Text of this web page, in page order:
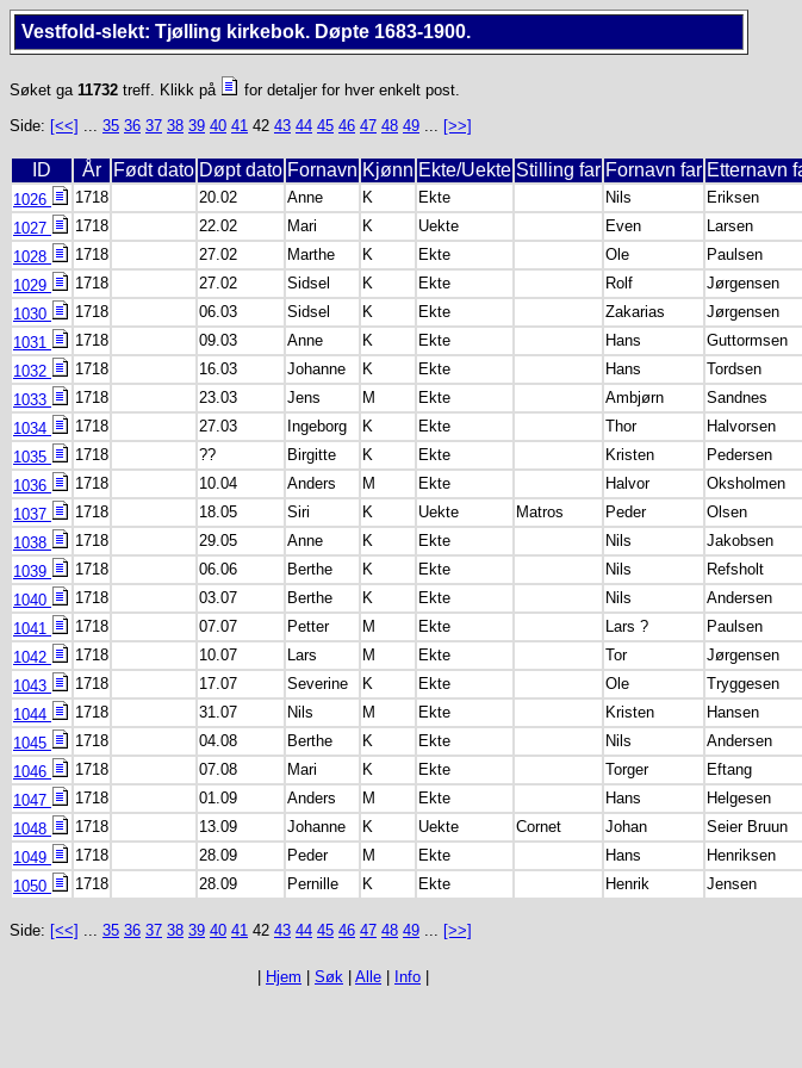
Vestfold-slekt: Tjølling kirkebok. Døpte 1683-1900.
Søket ga 11732 treff. Klikk på
for detaljer for hver enkelt post.
Side: [<<] ... 35 36 37 38 39 40 41 42 43 44 45 46 47 48 49 ... [>>]
ID År Født dato Døpt dato Fornavn Kjønn Ekte/Uekte Stilling far Fornavn far Etternavn
1026 1718 20.02 Anne K Ekte Nils Eriksen
1027
1718 22.02 Mari K Uekte Even Larsen
1028
1718 27.02 Marthe K Ekte Ole Paulsen
1029
1718 27.02 Sidsel K Ekte Rolf Jørgensen
1030
1718 06.03 Sidsel K Ekte Zakarias Jørgensen
1031
1718 09.03 Anne K Ekte Hans Guttormsen
1032
1718 16.03 Johanne K Ekte Hans Tordsen
1033
1718 23.03 Jens M Ekte Ambjørn Sandnes
1034
1718 27.03 Ingeborg K Ekte Thor Halvorsen
1035
1718 ?? Birgitte K Ekte Kristen Pedersen
1036
1718 10.04 Anders M Ekte Halvor Oksholmen
1037
1718 18.05 Siri K Uekte Matros Peder Olsen
1038
1718 29.05 Anne K Ekte Nils Jakobsen
1039
1718 06.06 Berthe K Ekte Nils Refsholt
1040
1718 03.07 Berthe K Ekte Nils Andersen
1041
1718 07.07 Petter M Ekte Lars ? Paulsen
1042
1718 10.07 Lars M Ekte Tor Jørgensen
1043
1718 17.07 Severine K Ekte Ole Tryggesen
1044
1718 31.07 Nils M Ekte Kristen Hansen
1045
1718 04.08 Berthe K Ekte Nils Andersen
1046
1718 07.08 Mari K Ekte Torger Eftang
1047
1718 01.09 Anders M Ekte Hans Helgesen
1048
1718 13.09 Johanne K Uekte Cornet Johan Seier Bruun
1049
1718 28.09 Peder M Ekte Hans Henriksen
1050
1718 28.09 Pernille K Ekte Henrik Jensen
Side: [<<] ... 35 36 37 38 39 40 41 42 43 44 45 46 47 48 49 ... [>>]
Hjem Søk Alle Info